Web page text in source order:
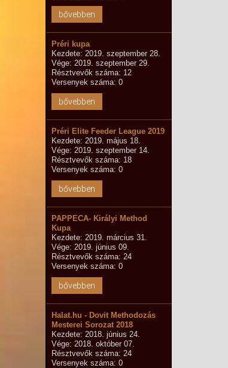
bővebben
Préri kupa
Kezdete: 2019. szeptember 28.
Vége: 2019. szeptember 29.
Résztvevők száma: 12
Versenyek száma: 0
bővebben
Préri Elite Feeder League 2019
Kezdete: 2019. május 18.
Vége: 2019. szeptember 14.
Résztvevők száma: 18
Versenyek száma: 0
bővebben
PAPPECA- Királyi Method
Kupa
Kezdete: 2019. március 31.
Vége: 2019. június 09.
Résztvevők száma: 24
Versenyek száma: 0
bővebben
Halat.hu - Dovit Methodozás
Mesterei Sorozat 2018
Kezdete: 2018. június 24.
Vége: 2018. október 07.
Résztvevők száma: 24
Versenyek száma: 0